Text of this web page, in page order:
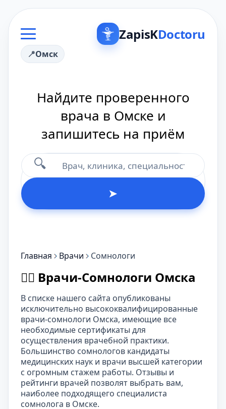
ZapisKDoctoru
Омск
Найдите проверенного
врача в Омске и
запишитесь на приём
🔍
➤
Главная Врачи Сомнологи
👨‍⚕️ Врачи-Сомнологи Омска
В списке нашего сайта опубликованы
исключительно высококвалифицированные
врачи-сомнологи Омска, имеющие все
необходимые сертификаты для
осуществления врачебной практики.
Большинство сомнологов кандидаты
медицинских наук и врачи высшей категории
с огромным стажем работы. Отзывы и
рейтинги врачей позволят выбрать вам,
наиболее подходящего специалиста
сомнолога в Омске.